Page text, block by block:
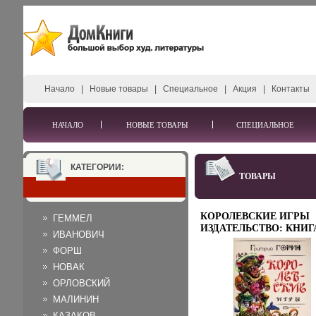
Начало Новые товары Специальное Акция Контакты
НАЧАЛО НОВЫЕ ТОВАРЫ СПЕЦИАЛЬНОЕ
КАТЕГОРИИ:
ГЕММЕЛ
ИВАНОВИЧ
ФОРШ
НОВАК
ОРЛОВСКИЙ
МАЛИНИН
ТОВАРЫ
КОРОЛЕВСКИЕ ИГРЫ
ИЗДАТЕЛЬСТВО:
ПО ТРЕБОВАНИЮ,
МЯГКАЯ ОБЛОЖКА, 68
СТР ISBN 978-5-9989-
ФОРМАТ: 60X84/16
(~143Х205 ММ) ИНФО